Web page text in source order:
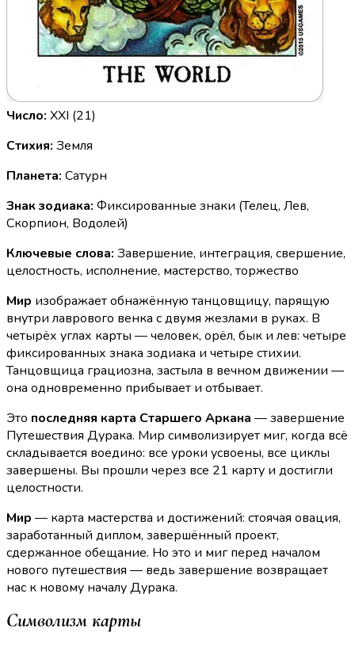
Число: XXI (21)
Стихия: Земля
Планета: Сатурн
Знак зодиака: Фиксированные знаки (Телец, Лев,
Скорпион, Водолей)
Ключевые слова: Завершение, интеграция, свершение,
целостность, исполнение, мастерство, торжество
Мир изображает обнажённую танцовщицу, парящую
внутри лаврового венка с двумя жезлами в руках. В
четырёх углах карты — человек, орёл, бык и лев: четыре
фиксированных знака зодиака и четыре стихии.
Танцовщица грациозна, застыла в вечном движении —
она одновременно прибывает и отбывает.
Это последняя карта Старшего Аркана — завершение
Путешествия Дурака. Мир символизирует миг, когда всё
складывается воедино: все уроки усвоены, все циклы
завершены. Вы прошли через все 21 карту и достигли
целостности.
Мир — карта мастерства и достижений: стоячая овация,
заработанный диплом, завершённый проект,
сдержанное обещание. Но это и миг перед началом
нового путешествия — ведь завершение возвращает
нас к новому началу Дурака.
Символизм карты